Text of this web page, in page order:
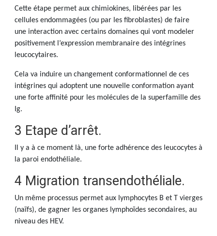
Cette étape permet aux chimiokines, libérées par les
cellules endommagées (ou par les fibroblastes) de faire
une interaction avec certains domaines qui vont modeler
positivement l’expression membranaire des intégrines
leucocytaires.
Cela va induire un changement conformationnel de ces
intégrines qui adoptent une nouvelle conformation ayant
une forte affinité pour les molécules de la superfamille des
Ig.
3 Etape d’arrêt.
Il y a à ce moment là, une forte adhérence des leucocytes à
la paroi endothéliale.
4 Migration transendothéliale.
Un même processus permet aux lymphocytes B et T vierges
(naïfs), de gagner les organes lymphoïdes secondaires, au
niveau des HEV.